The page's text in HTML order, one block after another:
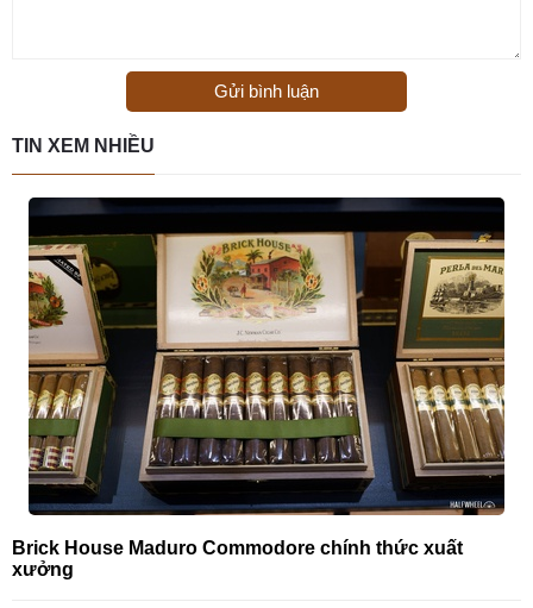
Gửi bình luận
TIN XEM NHIỀU
Brick House Maduro Commodore chính thức xuất
xưởng